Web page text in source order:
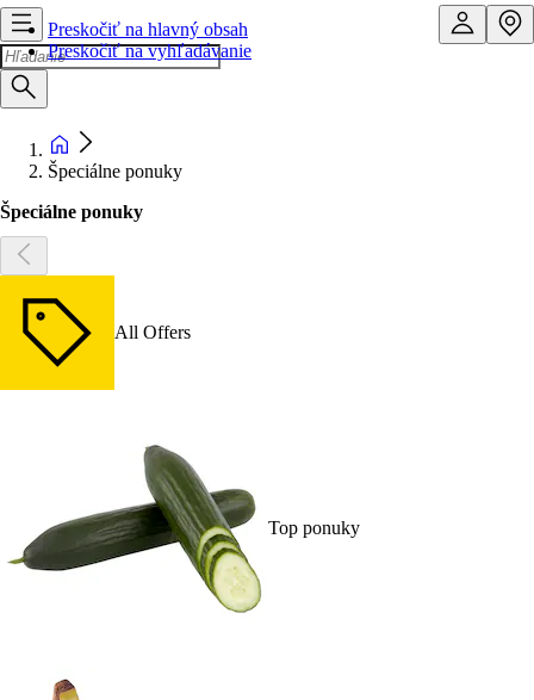
Preskočiť na hlavný obsah
Preskočiť na vyhľadávanie
Špeciálne ponuky
Špeciálne ponuky
All Offers
Top ponuky